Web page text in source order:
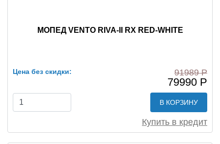
МОПЕД VENTO RIVA-II RX RED-WHITE
Цена без скидки: 91989 Р
79990 Р
В КОРЗИНУ
Купить в кредит